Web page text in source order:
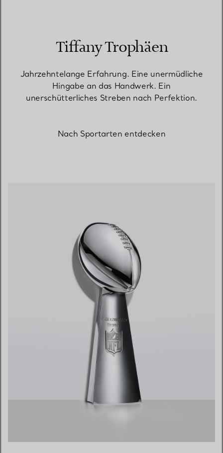
Tiffany Trophäen
Jahrzehntelange Erfahrung. Eine unermüdliche
Hingabe an das Handwerk. Ein
unerschütterliches Streben nach Perfektion.
Nach Sportarten entdecken